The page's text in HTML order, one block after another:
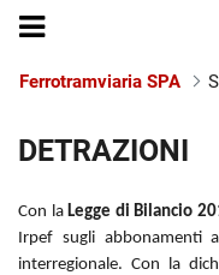
Ferrotramviaria SPA
Detrazioni
DETRAZIONI
Con la Legge di Bilancio
Irpef sugli abbonamenti
interregionale. Con la